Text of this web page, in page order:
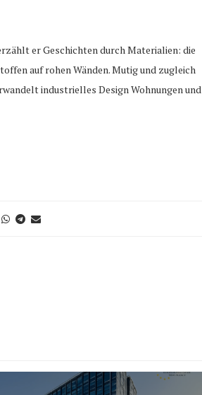
er Geschichten durch Materialien: die
auf rohen Wänden. Mutig und zugleich
industrielles Design Wohnungen und